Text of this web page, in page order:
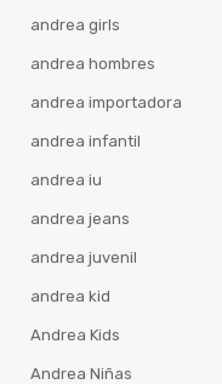
andrea girls
andrea hombres
andrea importadora
andrea infantil
andrea iu
andrea jeans
andrea juvenil
andrea kid
Andrea Kids
Andrea Niñas